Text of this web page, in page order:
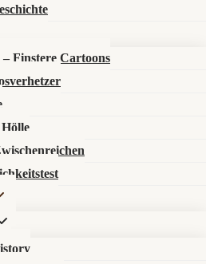
Finstere Cartoons